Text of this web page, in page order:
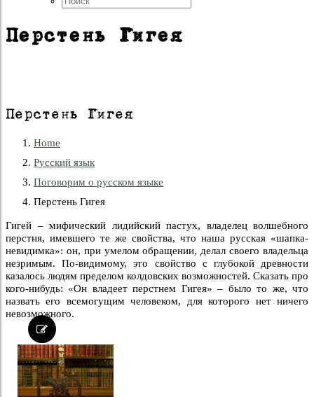
Перстень Гигея
Перстень Гигея
Home
Русский язык
Поговорим о русском языке
Перстень Гигея
Гигей – мифический лидийский пастух, владелец вол­шебного
перстня, имевшего те же свойства, что наша русская «шапка-
невидимка»: он, при умелом обращении, делал своего владельца
незримым. По-видимому, это свойство с глу­бокой древности
казалось людям пределом колдовских воз­можностей. Сказать про
кого-нибудь: «Он владеет перст­нем Гигея» – было то же, что
назвать его всемогущим чело­веком, для которого нет ничего
невозможного.